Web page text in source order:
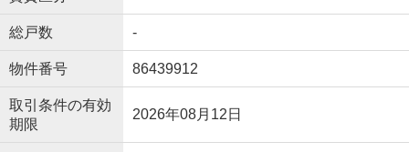
総戸数 -
物件番号 86439912
取引条件の有効
期限
2026年08月12日